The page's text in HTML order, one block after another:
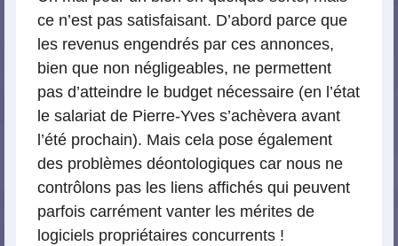
ce n’est pas satisfaisant. D’abord parce que
les revenus engendrés par ces annonces,
bien que non négligeables, ne permettent
pas d’atteindre le budget nécessaire (en l’état
le salariat de Pierre-Yves s’achèvera avant
l’été prochain). Mais cela pose également
des problèmes déontologiques car nous ne
contrôlons pas les liens affichés qui peuvent
parfois carrément vanter les mérites de
logiciels propriétaires concurrents !